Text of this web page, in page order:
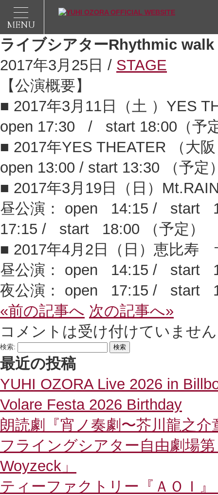
MENU
ライブシアターRhythmic walk
2017年3月25日 / STAGE
【公演概要】
■ 2017年3月11日（土 ）YES
open 17:30 / start 18:00（予
■ 2017年YES THEATER （大
open 13:00 / start 13:30 （予定
■ 2017年3月19日（日）
昼公演： open 14:15 /
17:15 / start 18:00 （予定）
■ 2017年4月2日（日）恵比寿
昼公演： open 14:15 / start
夜公演： open 17:15 / start
«前の記事へ 次の記事へ»
コメントは受け付けていませ
検索:
最近の投稿
YUHI OZORA Live 2026 in
Volare Festa 2026 Birthday
朗読劇『宵ノ奏劇〜芥川龍之介
フライングシアター自由劇場
Woyzeck」
ティーファクトリー『ＡＯＩ